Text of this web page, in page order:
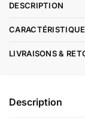
DESCRIPTION
LIVRAISONS &
Description